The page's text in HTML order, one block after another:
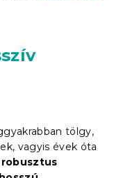
tölgy,
vagyis évek óta
robusztus